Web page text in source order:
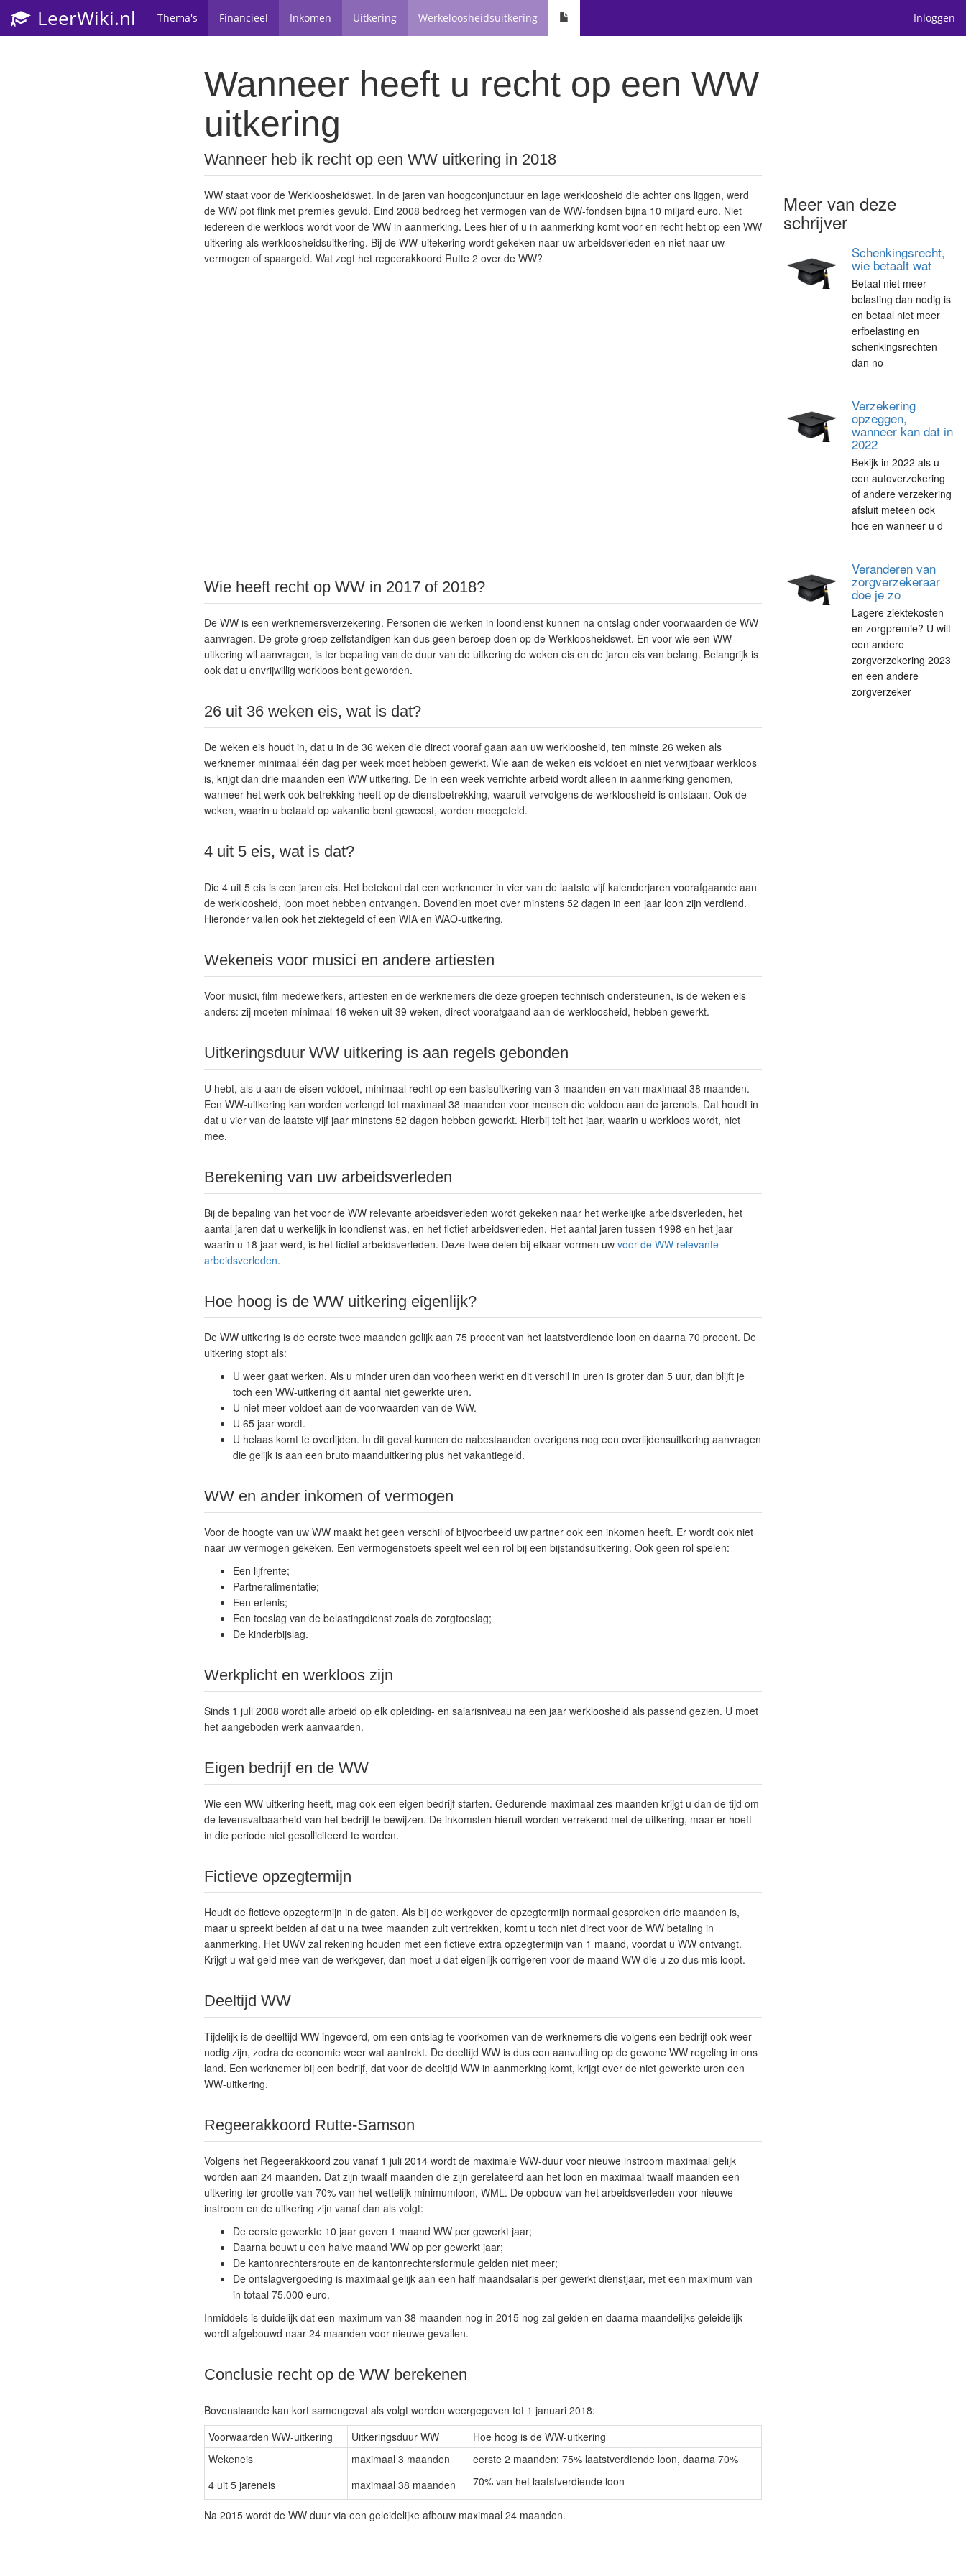
LeerWiki.nl Thema's Financieel Inkomen Uitkering Werkeloosheidsuitkering Inloggen
Wanneer heeft u recht op een WW
uitkering
Wanneer heb ik recht op een WW uitkering in 2018
WW staat voor de Werkloosheidswet. In de jaren van hoogconjunctuur en lage werkloosheid die achter ons liggen, werd
de WW pot flink met premies gevuld. Eind 2008 bedroeg het vermogen van de WW-fondsen bijna 10 miljard euro. Niet
iedereen die werkloos wordt voor de WW in aanmerking. Lees hier of u in aanmerking komt voor en recht hebt op een WW
uitkering als werkloosheidsuitkering. Bij de WW-uitekering wordt gekeken naar uw arbeidsverleden en niet naar uw
vermogen of spaargeld. Wat zegt het regeerakkoord Rutte 2 over de WW?
Wie heeft recht op WW in 2017 of 2018?
De WW is een werknemersverzekering. Personen die werken in loondienst kunnen na ontslag onder voorwaarden de WW
aanvragen. De grote groep zelfstandigen kan dus geen beroep doen op de Werkloosheidswet. En voor wie een WW
uitkering wil aanvragen, is ter bepaling van de duur van de uitkering de weken eis en de jaren eis van belang. Belangrijk is
ook dat u onvrijwillig werkloos bent geworden.
26 uit 36 weken eis, wat is dat?
De weken eis houdt in, dat u in de 36 weken die direct vooraf gaan aan uw werkloosheid, ten minste 26 weken als
werknemer minimaal één dag per week moet hebben gewerkt. Wie aan de weken eis voldoet en niet verwijtbaar werkloos
is, krijgt dan drie maanden een WW uitkering. De in een week verrichte arbeid wordt alleen in aanmerking genomen,
wanneer het werk ook betrekking heeft op de dienstbetrekking, waaruit vervolgens de werkloosheid is ontstaan. Ook de
weken, waarin u betaald op vakantie bent geweest, worden meegeteld.
4 uit 5 eis, wat is dat?
Die 4 uit 5 eis is een jaren eis. Het betekent dat een werknemer in vier van de laatste vijf kalenderjaren voorafgaande aan
de werkloosheid, loon moet hebben ontvangen. Bovendien moet over minstens 52 dagen in een jaar loon zijn verdiend.
Hieronder vallen ook het ziektegeld of een WIA en WAO-uitkering.
Wekeneis voor musici en andere artiesten
Voor musici, film medewerkers, artiesten en de werknemers die deze groepen technisch ondersteunen, is de weken eis
anders: zij moeten minimaal 16 weken uit 39 weken, direct voorafgaand aan de werkloosheid, hebben gewerkt.
Uitkeringsduur WW uitkering is aan regels gebonden
U hebt, als u aan de eisen voldoet, minimaal recht op een basisuitkering van 3 maanden en van maximaal 38 maanden.
Een WW-uitkering kan worden verlengd tot maximaal 38 maanden voor mensen die voldoen aan de jareneis. Dat houdt in
dat u vier van de laatste vijf jaar minstens 52 dagen hebben gewerkt. Hierbij telt het jaar, waarin u werkloos wordt, niet
mee.
Berekening van uw arbeidsverleden
Bij de bepaling van het voor de WW relevante arbeidsverleden wordt gekeken naar het werkelijke arbeidsverleden, het
aantal jaren dat u werkelijk in loondienst was, en het fictief arbeidsverleden. Het aantal jaren tussen 1998 en het jaar
waarin u 18 jaar werd, is het fictief arbeidsverleden. Deze twee delen bij elkaar vormen uw voor de WW relevante
arbeidsverleden.
Hoe hoog is de WW uitkering eigenlijk?
De WW uitkering is de eerste twee maanden gelijk aan 75 procent van het laatstverdiende loon en daarna 70 procent. De
uitkering stopt als:
U weer gaat werken. Als u minder uren dan voorheen werkt en dit verschil in uren is groter dan 5 uur, dan blijft je
toch een WW-uitkering dit aantal niet gewerkte uren.
U niet meer voldoet aan de voorwaarden van de WW.
U 65 jaar wordt.
U helaas komt te overlijden. In dit geval kunnen de nabestaanden overigens nog een overlijdensuitkering aanvragen
die gelijk is aan een bruto maanduitkering plus het vakantiegeld.
WW en ander inkomen of vermogen
Voor de hoogte van uw WW maakt het geen verschil of bijvoorbeeld uw partner ook een inkomen heeft. Er wordt ook niet
naar uw vermogen gekeken. Een vermogenstoets speelt wel een rol bij een bijstandsuitkering. Ook geen rol spelen:
Een lijfrente;
Partneralimentatie;
Een erfenis;
Een toeslag van de belastingdienst zoals de zorgtoeslag;
De kinderbijslag.
Werkplicht en werkloos zijn
Sinds 1 juli 2008 wordt alle arbeid op elk opleiding- en salarisniveau na een jaar werkloosheid als passend gezien. U moet
het aangeboden werk aanvaarden.
Eigen bedrijf en de WW
Wie een WW uitkering heeft, mag ook een eigen bedrijf starten. Gedurende maximaal zes maanden krijgt u dan de tijd om
de levensvatbaarheid van het bedrijf te bewijzen. De inkomsten hieruit worden verrekend met de uitkering, maar er hoeft
in die periode niet gesolliciteerd te worden.
Fictieve opzegtermijn
Houdt de fictieve opzegtermijn in de gaten. Als bij de werkgever de opzegtermijn normaal gesproken drie maanden is,
maar u spreekt beiden af dat u na twee maanden zult vertrekken, komt u toch niet direct voor de WW betaling in
aanmerking. Het UWV zal rekening houden met een fictieve extra opzegtermijn van 1 maand, voordat u WW ontvangt.
Krijgt u wat geld mee van de werkgever, dan moet u dat eigenlijk corrigeren voor de maand WW die u zo dus mis loopt.
Deeltijd WW
Tijdelijk is de deeltijd WW ingevoerd, om een ontslag te voorkomen van de werknemers die volgens een bedrijf ook weer
nodig zijn, zodra de economie weer wat aantrekt. De deeltijd WW is dus een aanvulling op de gewone WW regeling in ons
land. Een werknemer bij een bedrijf, dat voor de deeltijd WW in aanmerking komt, krijgt over de niet gewerkte uren een
WW-uitkering.
Regeerakkoord Rutte-Samson
Volgens het Regeerakkoord zou vanaf 1 juli 2014 wordt de maximale WW-duur voor nieuwe instroom maximaal gelijk
worden aan 24 maanden. Dat zijn twaalf maanden die zijn gerelateerd aan het loon en maximaal twaalf maanden een
uitkering ter grootte van 70% van het wettelijk minimumloon, WML. De opbouw van het arbeidsverleden voor nieuwe
instroom en de uitkering zijn vanaf dan als volgt:
De eerste gewerkte 10 jaar geven 1 maand WW per gewerkt jaar;
Daarna bouwt u een halve maand WW op per gewerkt jaar;
De kantonrechtersroute en de kantonrechtersformule gelden niet meer;
De ontslagvergoeding is maximaal gelijk aan een half maandsalaris per gewerkt dienstjaar, met een maximum van
in totaal 75.000 euro.
Inmiddels is duidelijk dat een maximum van 38 maanden nog in 2015 nog zal gelden en daarna maandelijks geleidelijk
wordt afgebouwd naar 24 maanden voor nieuwe gevallen.
Conclusie recht op de WW berekenen
Bovenstaande kan kort samengevat als volgt worden weergegeven tot 1 januari 2018:
Voorwaarden WW-uitkering
Uitkeringsduur WW
Hoe hoog is de WW-uitkering
Wekeneis
maximaal 3 maanden
eerste 2 maanden: 75% laatstverdiende loon, daarna 70%
4 uit 5 jareneis
maximaal 38 maanden 70% van het laatstverdiende loon
Na 2015 wordt de WW duur via een geleidelijke afbouw maximaal 24 maanden.
Meer van deze
schrijver
Schenkingsrecht,
wie betaalt wat
Betaal niet meer
belasting dan nodig is
en betaal niet meer
erfbelasting en
schenkingsrechten
dan no
Verzekering
opzeggen,
wanneer kan dat in
2022
Bekijk in 2022 als u
een autoverzekering
of andere verzekering
afsluit meteen ook
hoe en wanneer u d
Veranderen van
zorgverzekeraar
doe je zo
Lagere ziektekosten
en zorgpremie? U wilt
een andere
zorgverzekering 2023
en een andere
zorgverzeker